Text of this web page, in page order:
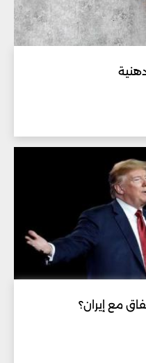
مع إيران؟